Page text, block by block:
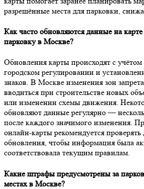
разрешённые места для парковки,
Как часто обновляются данные на
парковку в Москве?
Обновления карты происходят с
городском регулировании и
знаков. В Москве изменения зон
вводиться при строительстве новых
или изменении схемы движения.
обновляют данные регулярно —
после каждого значимого изменения.
онлайн-карты рекомендуется проверять
обновления, чтобы информация была
соответствовала текущим правилам.
Какие штрафы предусмотрены за
местах в Москве?